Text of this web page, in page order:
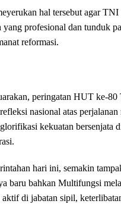
hal tersebut agar TNI
yang profesional dan tunduk
reformasi.
peringatan HUT ke-
nasional atas perjalanan
kekuatan bersenjata
hari ini, semakin
baru bahkan Multifungsi
di jabatan sipil,